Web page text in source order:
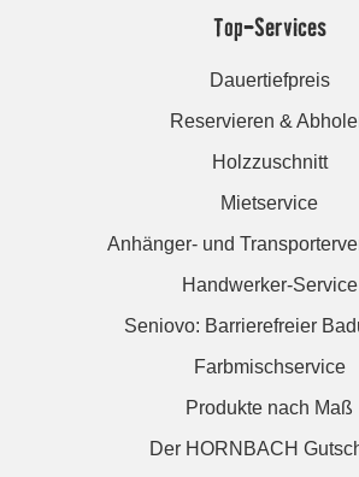
Top-Services
Dauertiefpreis
Reservieren &
Holzzuschnitt
Mietservice
Anhänger- und
Handwerker-Service
Seniovo: Barrierefreier
Farbmischservice
Produkte nach Maß
Der HORNBACH